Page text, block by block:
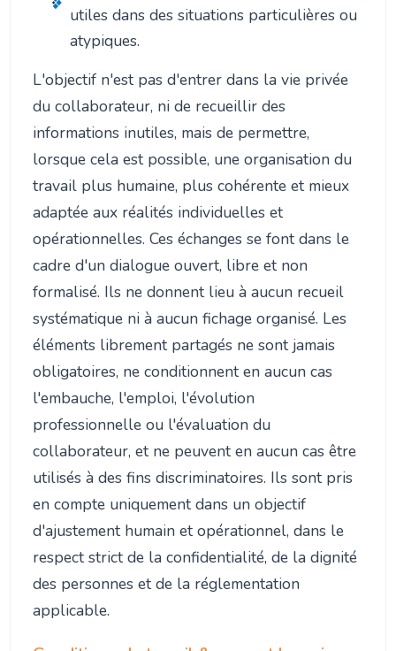
utiles dans des situations particulières ou
atypiques.
L'objectif n'est pas d'entrer dans la vie privée
du collaborateur, ni de recueillir des
informations inutiles, mais de permettre,
lorsque cela est possible, une organisation du
travail plus humaine, plus cohérente et mieux
adaptée aux réalités individuelles et
opérationnelles. Ces échanges se font dans le
cadre d'un dialogue ouvert, libre et non
formalisé. Ils ne donnent lieu à aucun recueil
systématique ni à aucun fichage organisé. Les
éléments librement partagés ne sont jamais
obligatoires, ne conditionnent en aucun cas
l'embauche, l'emploi, l'évolution
professionnelle ou l'évaluation du
collaborateur, et ne peuvent en aucun cas être
utilisés à des fins discriminatoires. Ils sont pris
en compte uniquement dans un objectif
d'ajustement humain et opérationnel, dans le
respect strict de la confidentialité, de la dignité
des personnes et de la réglementation
applicable.